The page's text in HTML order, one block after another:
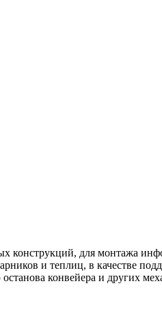
конструкций, для монтажа
и теплиц, в качестве
конвейера и других